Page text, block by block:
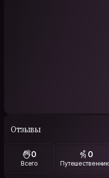
Отзывы
0
Всего
0